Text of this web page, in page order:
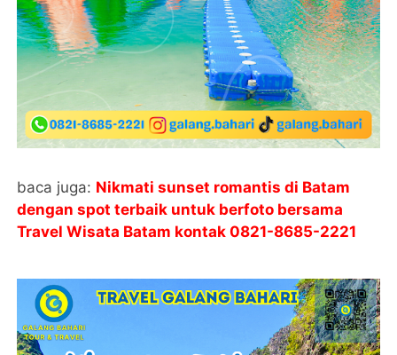
baca juga: Nikmati sunset romantis di Batam
dengan spot terbaik untuk berfoto bersama
Travel Wisata Batam kontak0821-8685-2221